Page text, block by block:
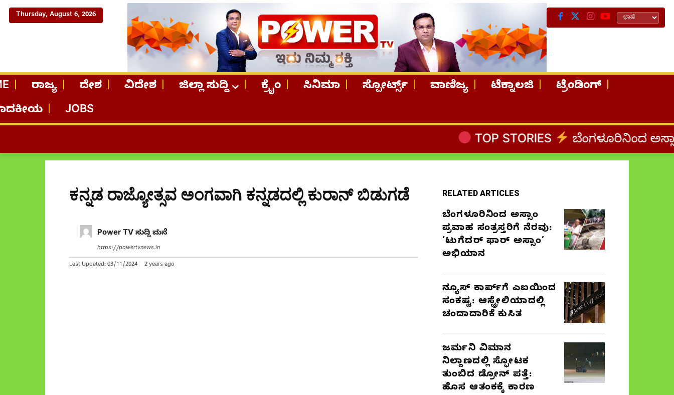
Thursday, August 6, 2026
ರಾಜ್ಯ ದೇಶ ವಿದೇಶ ಜಿಲ್ಲಾ ಸುದ್ದಿ ಕ್ರೈಂ ಸಿನಿಮಾ ಸ್ಪೋರ್ಟ್ಸ್ ವಾಣಿಜ್ಯ ಟೆಕ್ನಾಲಜಿ
ಟ್ರೆಂಡಿಂಗ್
JOBS
TOP STORIES ಬೆಂಗಳೂರಿನಿಂದ ಅಸ್ಸಾಂ ಪ್ರವಾಹ
ಕನ್ನಡ ರಾಜ್ಯೋತ್ಸವ ಅಂಗವಾಗಿ ಕನ್ನಡದಲ್ಲಿ ಕುರಾನ್ ಬಿಡುಗಡೆ
Power TV ಸುದ್ದಿ ಮನೆ
https://powertvnews.in
Last Updated: 03/11/2024 2 years ago
RELATED ARTICLES
ಬೆಂಗಳೂರಿನಿಂದ ಅಸ್ಸಾಂ
ಪ್ರವಾಹ ಸಂತ್ರಸ್ತರಿಗೆ ನೆರವು:
‘ಟುಗೆದರ್ ಫಾರ್ ಅಸ್ಸಾಂ’
ಅಭಿಯಾನ
ನ್ಯೂಸ್ ಕಾರ್ಪ್‌ಗೆ ಎಐಯಿಂದ
ಸಂಕಷ್ಟ: ಆಸ್ಟ್ರೇಲಿಯಾದಲ್ಲಿ
ಚಂದಾದಾರಿಕೆ ಕುಸಿತ
ಜರ್ಮನಿ ವಿಮಾನ
ನಿಲ್ದಾಣದಲ್ಲಿ ಸ್ಫೋಟಕ
ತುಂಬಿದ ಡ್ರೋನ್ ಪತ್ತೆ:
ಹೊಸ ಆತಂಕಕ್ಕೆ ಕಾರಣ